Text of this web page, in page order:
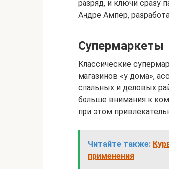
разряд, и ключи сразу
Андре Ампер,
Супермаркеты
Классические
магазинов «у дома»,
спальных и деловых
больше внимания к
при этом
Читайте также:
применения